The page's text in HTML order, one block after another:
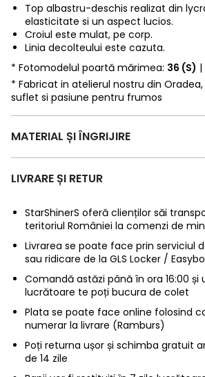
Top albastru-deschis realizat din
elasticitate si un aspect lucios.
Croiul este mulat, pe corp.
Linia decolteului este cazuta.
* Fotomodelul poartă mărimea: 36 (S)
* Fabricat in atelierul nostru din
suflet si pasiune pentru frumos
MATERIAL ȘI ÎNGRIJIRE
LIVRARE ȘI RETUR
StarShinerS oferă clienților săi
teritoriul României la comenzi de
Livrarea se poate face prin serviciul
sau ridicare de la GLS Locker /
Comandă astăzi până în ora 16:00 și
lucrătoare te poți bucura de colet
Plata se poate face online folosind
numerar la livrare (Ramburs)
Poți returna ușor și schimba gratuit
de 14 zile